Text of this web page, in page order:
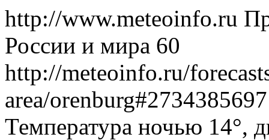
http://www.meteoinfo.ru
России и мира 60
http://meteoinfo.ru/
area/
Температура ночью 14°,